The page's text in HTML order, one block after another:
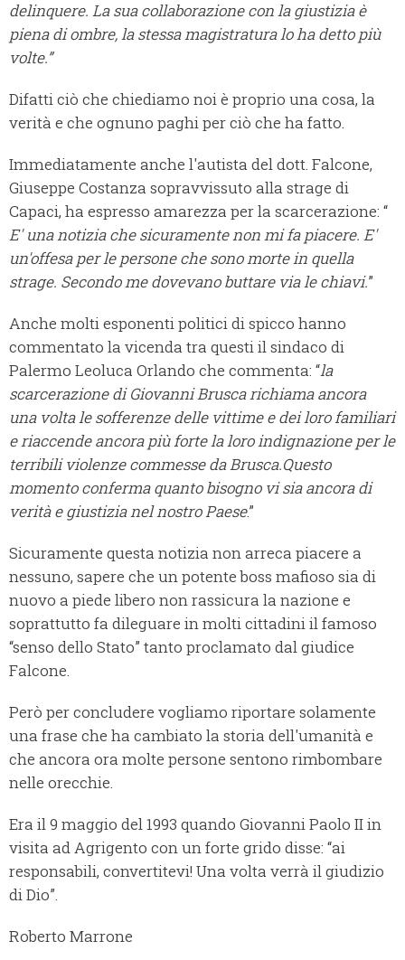
delinquere. La sua collaborazione con la giustizia è
piena di ombre, la stessa magistratura lo ha detto più
volte.”
Difatti ciò che chiediamo noi è proprio una cosa, la
verità e che ognuno paghi per ciò che ha fatto.
Immediatamente anche l'autista del dott. Falcone,
Giuseppe Costanza sopravvissuto alla strage di
Capaci, ha espresso amarezza per la scarcerazione: “
E' una notizia che sicuramente non mi fa piacere. E'
un'offesa per le persone che sono morte in quella
strage. Secondo me dovevano buttare via le chiavi.”
Anche molti esponenti politici di spicco hanno
commentato la vicenda tra questi il sindaco di
Palermo Leoluca Orlando che commenta: “la
scarcerazione di Giovanni Brusca richiama ancora
una volta le sofferenze delle vittime e dei loro familiari
e riaccende ancora più forte la loro indignazione per le
terribili violenze commesse da Brusca.Questo
momento conferma quanto bisogno vi sia ancora di
verità e giustizia nel nostro Paese.”
Sicuramente questa notizia non arreca piacere a
nessuno, sapere che un potente boss mafioso sia di
nuovo a piede libero non rassicura la nazione e
soprattutto fa dileguare in molti cittadini il famoso
“senso dello Stato” tanto proclamato dal giudice
Falcone.
Però per concludere vogliamo riportare solamente
una frase che ha cambiato la storia dell'umanità e
che ancora ora molte persone sentono rimbombare
nelle orecchie.
Era il 9 maggio del 1993 quando Giovanni Paolo II in
visita ad Agrigento con un forte grido disse: “ai
responsabili, convertitevi! Una volta verrà il giudizio
di Dio”.
Roberto Marrone